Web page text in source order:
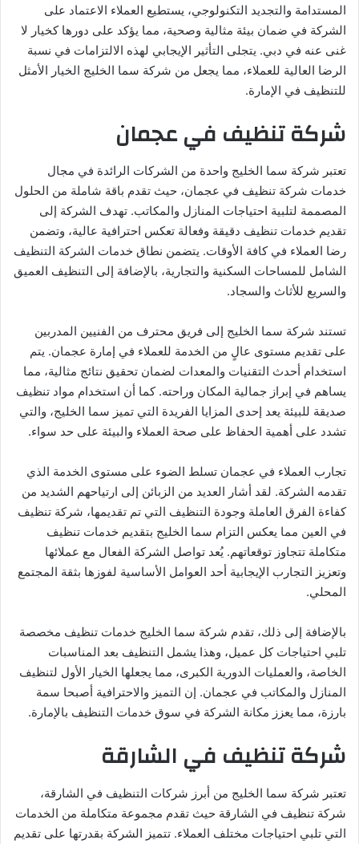
المستدامة والتجديد التكنولوجي، يستطيع العملاء الاعتماد على
الشركة في ضمان بيئة مثالية وصحية، مما يؤكد على دورها كخيار لا
غنى عنه في دبي. يتجلى التأثير الإيجابي لهذه الالتزامات في نسبة
الرضا العالية للعملاء، مما يجعل من شركة سما الخليج الخيار الأمثل
للتنظيف في الإمارة.
شركة تنظيف في عجمان
تعتبر شركة سما الخليج واحدة من الشركات الرائدة في مجال
خدمات شركة تنظيف في عجمان، حيث تقدم باقة شاملة من الحلول
المصممة لتلبية احتياجات المنازل والمكاتب. تهدف الشركة إلى
تقديم خدمات تنظيف دقيقة وفعالة تعكس احترافية عالية، وتضمن
رضا العملاء في كافة الأوقات. يتضمن نطاق خدمات الشركة التنظيف
الشامل للمساحات السكنية والتجارية، بالإضافة إلى التنظيف العميق
والسريع للأثاث والسجاد.
تستند شركة سما الخليج إلى فريق محترف من الفنيين المدربين
على تقديم مستوى عالٍ من الخدمة للعملاء في إمارة عجمان. يتم
استخدام أحدث التقنيات والمعدات لضمان تحقيق نتائج مثالية، مما
يساهم في إبراز جمالية المكان وراحته. كما أن استخدام مواد تنظيف
صديقة للبيئة يعد إحدى المزايا الفريدة التي تميز سما الخليج، والتي
تشدد على أهمية الحفاظ على صحة العملاء والبيئة على حد سواء.
تجارب العملاء في عجمان تسلط الضوء على مستوى الخدمة الذي
تقدمه الشركة. لقد أشار العديد من الزبائن إلى ارتياحهم الشديد من
كفاءة الفرق العاملة وجودة التنظيف التي تم تقديمها، شركة تنظيف
في العين مما يعكس التزام سما الخليج بتقديم خدمات تنظيف
متكاملة تتجاوز توقعاتهم. يُعد تواصل الشركة الفعال مع عملائها
وتعزيز التجارب الإيجابية أحد العوامل الأساسية لفوزها بثقة المجتمع
المحلي.
بالإضافة إلى ذلك، تقدم شركة سما الخليج خدمات تنظيف مخصصة
تلبي احتياجات كل عميل، وهذا يشمل التنظيف بعد المناسبات
الخاصة، والعمليات الدورية الكبرى، مما يجعلها الخيار الأول لتنظيف
المنازل والمكاتب في عجمان. إن التميز والاحترافية أصبحا سمة
بارزة، مما يعزز مكانة الشركة في سوق خدمات التنظيف بالإمارة.
شركة تنظيف في الشارقة
تعتبر شركة سما الخليج من أبرز شركات التنظيف في الشارقة،
شركة تنظيف في الشارقة حيث تقدم مجموعة متكاملة من الخدمات
التي تلبي احتياجات مختلف العملاء. تتميز الشركة بقدرتها على تقديم